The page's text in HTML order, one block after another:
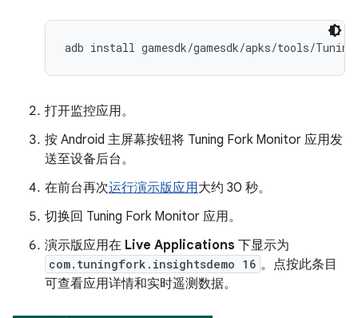
打开监控应用。
按 Android 主屏幕按钮将 Tuning Fork Monitor 应用发
送至设备后台。
在前台再次运行演示版应用大约 30 秒。
切换回 Tuning Fork Monitor 应用。
演示版应用在 Live Applications 下显示为
com.tuningfork.insightsdemo 16 。点按此条目
可查看应用详情和实时遥测数据。